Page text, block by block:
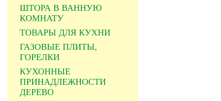
ШТОРА В ВАННУЮ
КОМНАТУ
ТОВАРЫ ДЛЯ КУХНИ
ГАЗОВЫЕ ПЛИТЫ,
ГОРЕЛКИ
КУХОННЫЕ
ПРИНАДЛЕЖНОСТИ
ДЕРЕВО